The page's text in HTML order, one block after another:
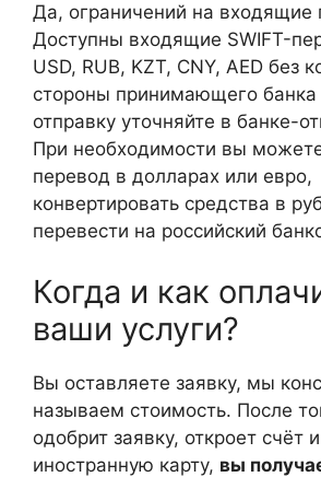
Да, ограничений на входящие
Доступны входящие SWIFT-
USD, RUB, KZT, CNY, AED без
стороны принимающего банка
отправку уточняйте в банке-
При необходимости вы
перевод в долларах или евро,
конвертировать средства в
перевести на российский
Когда и как
ваши услуги?
Вы оставляете заявку, мы
называем стоимость. После
одобрит заявку, откроет счёт
иностранную карту, вы